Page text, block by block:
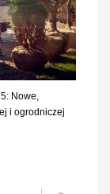
Nowe,
i ogrodniczej